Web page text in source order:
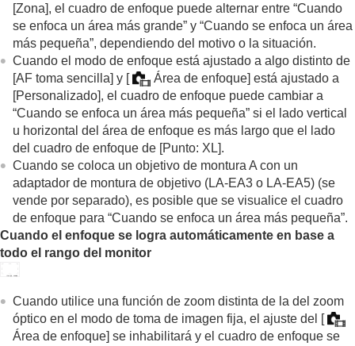
[Zona], el cuadro de enfoque puede alternar entre “Cuando
se enfoca un área más grande” y “Cuando se enfoca un área
más pequeña”, dependiendo del motivo o la situación.
Cuando el modo de enfoque está ajustado a algo distinto de
[AF toma sencilla] y [ Área de enfoque] está ajustado a
[Personalizado], el cuadro de enfoque puede cambiar a
“Cuando se enfoca un área más pequeña” si el lado vertical
u horizontal del área de enfoque es más largo que el lado
del cuadro de enfoque de [Punto: XL].
Cuando se coloca un objetivo de montura A con un
adaptador de montura de objetivo (LA-EA3 o LA-EA5) (se
vende por separado), es posible que se visualice el cuadro
de enfoque para “Cuando se enfoca un área más pequeña”.
Cuando el enfoque se logra automáticamente en base a
todo el rango del monitor
Cuando utilice una función de zoom distinta de la del zoom
óptico en el modo de toma de imagen fija, el ajuste del [
Área de enfoque] se inhabilitará y el cuadro de enfoque se